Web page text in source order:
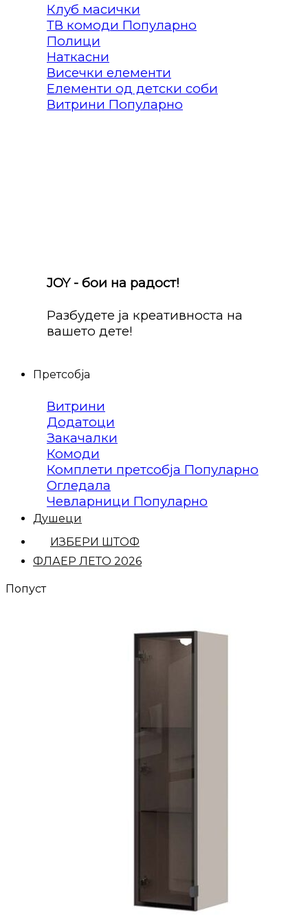
Клуб масички
ТВ комоди
Полици
Наткасни
Висечки елементи
Елементи од детски соби
Витрини
JOY - бои на радост!
Разбудете ја креативноста на
вашето дете!
Претсобја
Витрини
Додатоци
Закачалки
Комоди
Комплети претсобја
Огледала
Чевларници
Душеци
ИЗБЕРИ ШТОФ
ФЛАЕР ЛЕТО 2026
Попуст